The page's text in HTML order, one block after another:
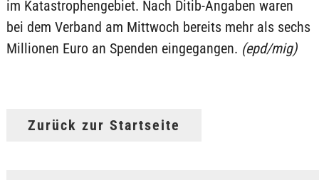
im Katastrophengebiet. Nach Ditib-Angaben waren
bei dem Verband am Mittwoch bereits mehr als sechs
Millionen Euro an Spenden eingegangen. (epd/mig)
Zurück zur Startseite